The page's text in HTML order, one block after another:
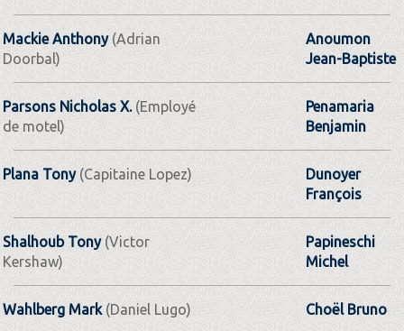
Mackie Anthony(Adrian
Doorbal)
Anoumon
Jean-Baptiste
Parsons Nicholas X.(Employé
de motel)
Penamaria
Benjamin
Plana Tony(Capitaine Lopez)
Dunoyer
François
Shalhoub Tony(Victor
Kershaw)
Papineschi
Michel
Wahlberg Mark(Daniel Lugo) Choël Bruno